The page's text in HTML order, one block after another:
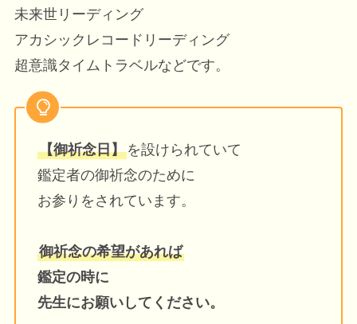
未来世リーディング
アカシックレコードリーディング
超意識タイムトラベルなどです。
【御祈念日】を設けられていて
鑑定者の御祈念のために
お参りをされています。
御祈念の希望があれば
鑑定の時に
先生にお願いしてください。